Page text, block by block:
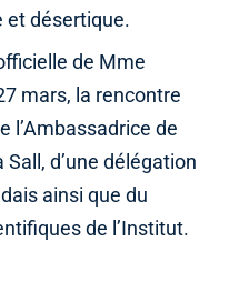
et désertique.
de Mme
mars, la rencontre
l’Ambassadrice de
d’une délégation
ainsi que du
de l’Institut.